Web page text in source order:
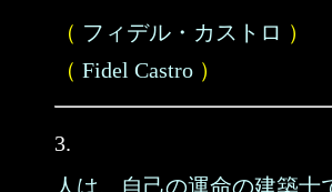
（ フィデル・カストロ ）
（ Fidel Castro ）
3.
人は、自己の運命の建築士